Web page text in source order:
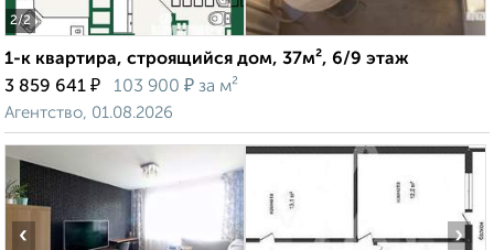
2/2
1-к квартира, строящийся дом, 37м², 6/9 этаж
3 859 641 ₽ 103 900 ₽ за м²
Агентство, 01.08.2026
‹ ›